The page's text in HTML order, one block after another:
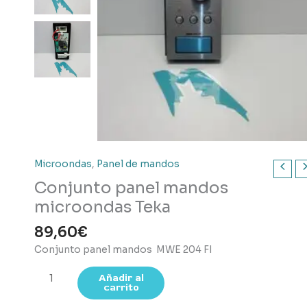
Microondas, Panel de mandos
Conjunto panel mandos
microondas Teka
89,60€
Conjunto panel mandos MWE 204 FI
Conjunto
Añadir al
carrito